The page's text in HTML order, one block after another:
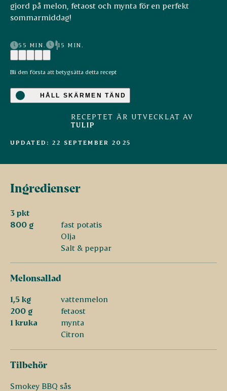
gjord på melon, fetaost och mynta för en perfekt
sommarmiddag!
55 MIN. 15 MIN.
Bli den första att betygsätta detta recept
HÅLL SKÄRMEN TÄND
RECEPTET ÄR UTVECKLAT AV
TULIP
UPDATED: 22 SEPTEMBER 2025
Ingredienser
3 pkt
800 g
fast potatis
Olja
Salt & peppar
Melonsallad
1,5 kg
vattenmelon
200 g
fetaost
1 kruka
mynta
Citron
Tilbehör
Smokey BBQ sås